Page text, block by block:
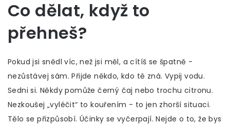
Co dělat, když to
přehneš?
Pokud jsi snědl víc, než jsi měl, a cítíš se špatně -
nezůstávej sám. Přijde někdo, kdo tě zná. Vypij vodu.
Sedni si. Někdy pomůže černý čaj nebo trochu citronu.
Nezkoušej „vyléčit“ to kouřením - to jen zhorší situaci.
Tělo se přizpůsobí. Účinky se vyčerpají. Nejde o to, že bys